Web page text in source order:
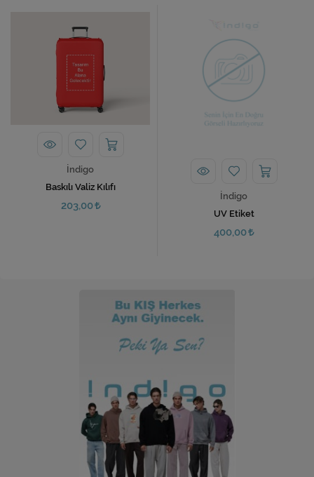
İndigo
Baskılı Valiz Kılıfı
203,00
İndigo
UV Etiket
400,00